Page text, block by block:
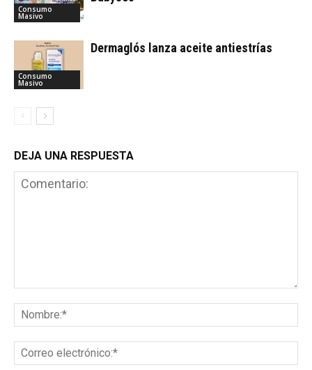
Consumo
Masivo
Consumo
Masivo
Dermaglós lanza aceite antiestrías
DEJA UNA RESPUESTA